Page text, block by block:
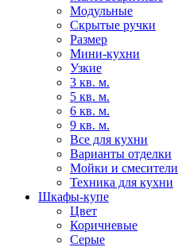
Модульные
Скрытые ручки
Размер
Мини-кухни
Узкие
3 кв. м.
5 кв. м.
6 кв. м.
9 кв. м.
Все для кухни
Варианты отделки
Мойки и смесители
Техника для кухни
Шкафы-купе
Цвет
Коричневые
Серые